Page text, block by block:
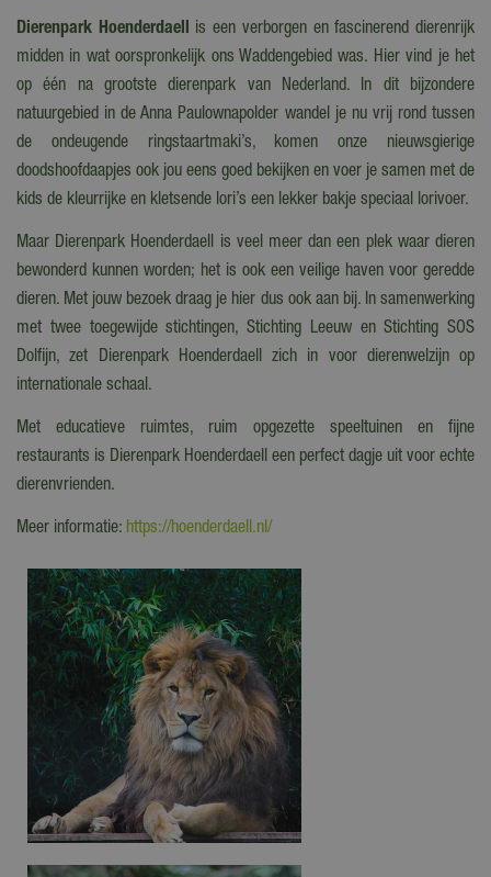
Dierenpark Hoenderdaell is een verborgen en fascinerend dierenrijk
midden in wat oorspronkelijk ons Waddengebied was. Hier vind je het
op één na grootste dierenpark van Nederland. In dit bijzondere
natuurgebied in de Anna Paulownapolder wandel je nu vrij rond tussen
de ondeugende ringstaartmaki’s, komen onze nieuwsgierige
doodshoofdaapjes ook jou eens goed bekijken en voer je samen met de
kids de kleurrijke en kletsende lori’s een lekker bakje speciaal lorivoer.
Maar Dierenpark Hoenderdaell is veel meer dan een plek waar dieren
bewonderd kunnen worden; het is ook een veilige haven voor geredde
dieren. Met jouw bezoek draag je hier dus ook aan bij. In samenwerking
met twee toegewijde stichtingen, Stichting Leeuw en Stichting SOS
Dolfijn, zet Dierenpark Hoenderdaell zich in voor dierenwelzijn op
internationale schaal.
Met educatieve ruimtes, ruim opgezette speeltuinen en fijne
restaurants is Dierenpark Hoenderdaell een perfect dagje uit voor echte
dierenvrienden.
Meer informatie: https://hoenderdaell.nl/